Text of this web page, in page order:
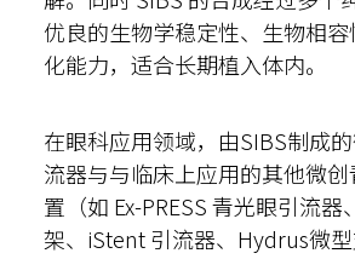
优良的生物学稳定性、生物相
化能力，适合长期植入体内。
在眼科应用领域，由SIBS制成
流器与与临床上应用的其他微
置（如 Ex-PRESS 青光眼引流器
架、iStent 引流器、Hydrus微